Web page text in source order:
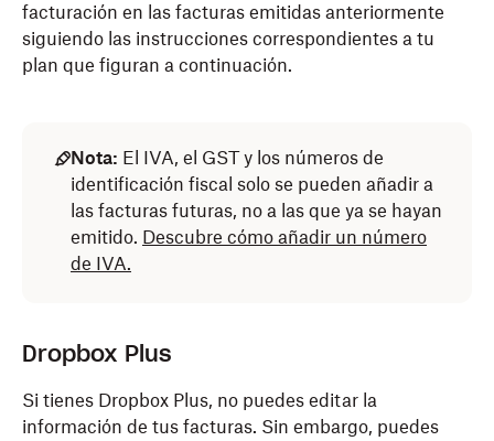
facturación en las facturas emitidas anteriormente
siguiendo las instrucciones correspondientes a tu
plan que figuran a continuación.
Nota: El IVA, el GST y los números de
identificación fiscal solo se pueden añadir a
las facturas futuras, no a las que ya se hayan
emitido. Descubre cómo añadir un número
de IVA.
Dropbox Plus
Si tienes Dropbox Plus, no puedes editar la
información de tus facturas. Sin embargo, puedes